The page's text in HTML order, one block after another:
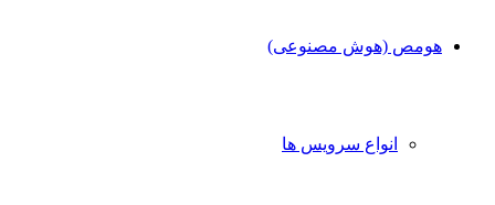
هومص (هوش مصنوعی)
انواع سرویس ها